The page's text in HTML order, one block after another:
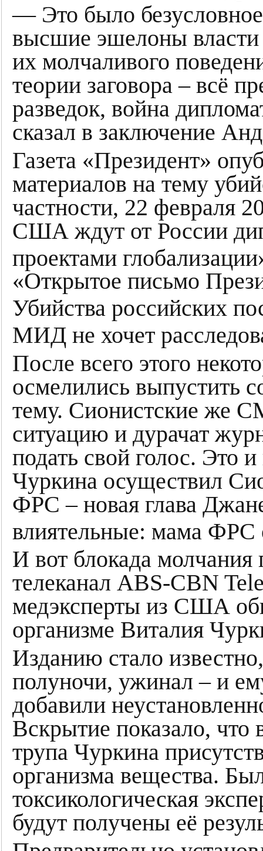
— Это было
высшие эшелоны власти
их молчаливого
теории заговора – всё
разведок, война
сказал в заключение
Газета «Президент»
материалов на тему
частности, 22 февраля
США ждут от России
проектами
«Открытое письмо
Убийства российских
МИД не хочет
После всего этого
осмелились выпустить
тему. Сионистские же
ситуацию и дурачат
подать свой голос. Это
Чуркина осуществил
ФРС – новая глава
влиятельные: мама ФРС
И вот блокада
телеканал ABS-CBN
медэксперты из США
организме Виталия
Изданию стало
полуночи, ужинал – и
добавили
Вскрытие показало, что
трупа Чуркина
организма вещества.
токсикологическая
будут получены её